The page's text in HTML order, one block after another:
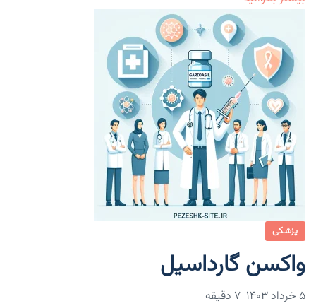
پزشکی
واکسن گارداسیل
۵ خرداد ۱۴۰۳